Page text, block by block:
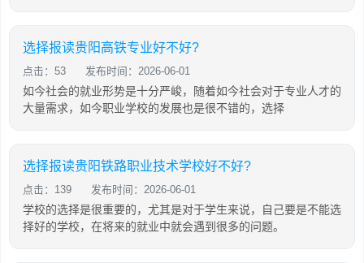
选择报读贵阳高铁专业好不好?
点击：53 发布时间：2026-06-01
如今社会的就业形势是十分严峻，随着如今社会对于专业人才的
大量需求，如今职业学校的发展也是很不错的，选择
选择报读贵阳铁路职业技术学校好不好?
点击：139 发布时间：2026-06-01
学校的选择是很重要的，尤其是对于学生来说，自己要是不能选
择好的学校，在将来的就业中就会遇到很多的问题。